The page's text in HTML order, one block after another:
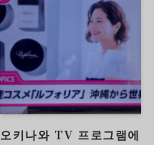
오키나와 TV 프로그램에